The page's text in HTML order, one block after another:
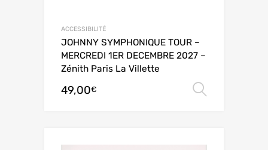
ACCESSIBILITÉ
JOHNNY SYMPHONIQUE TOUR –
MERCREDI 1ER DECEMBRE 2027 –
Zénith Paris La Villette
49,00€